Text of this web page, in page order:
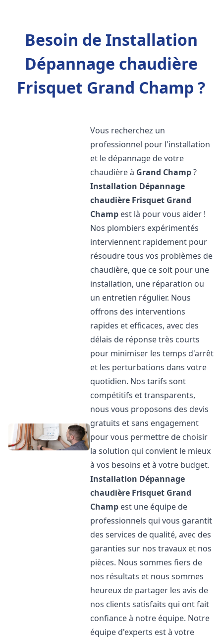
Besoin de Installation
Dépannage chaudière
Frisquet Grand Champ ?
Vous recherchez un
professionnel pour l'installation
et le dépannage de votre
chaudière à Grand Champ?
Installation Dépannage
chaudière Frisquet Grand
Champ est là pour vous aider !
Nos plombiers expérimentés
interviennent rapidement pour
résoudre tous vos problèmes de
chaudière, que ce soit pour une
installation, une réparation ou
un entretien régulier. Nous
offrons des interventions
rapides et efficaces, avec des
délais de réponse très courts
pour minimiser les temps d'arrêt
et les perturbations dans votre
quotidien. Nos tarifs sont
compétitifs et transparents,
nous vous proposons des devis
gratuits et sans engagement
pour vous permettre de choisir
la solution qui convient le mieux
à vos besoins et à votre budget.
Installation Dépannage
chaudière Frisquet Grand
Champ est une équipe de
professionnels qui vous garantit
des services de qualité, avec des
garanties sur nos travaux et nos
pièces. Nous sommes fiers de
nos résultats et nous sommes
heureux de partager les avis de
nos clients satisfaits qui ont fait
confiance à notre équipe. Notre
équipe d'experts est à votre